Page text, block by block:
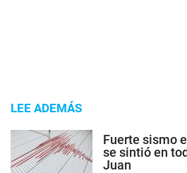
LEE ADEMÁS
Fuerte sismo
se sintió en
Juan